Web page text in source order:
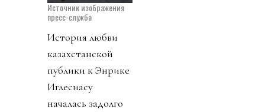
Источник изображения
пресс-служба
История любви
казахстанской
публики к Энрике
Иглесиасу
началась задолго